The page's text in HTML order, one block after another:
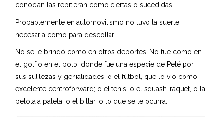
conocían las repitieran como ciertas o sucedidas.
Probablemente en automovilismo no tuvo la suerte
necesaria como para descollar.
No se le brindó como en otros deportes. No fue como en
el golf o en el polo, donde fue una especie de Pelé por
sus sutilezas y genialidades; o el fútbol, que lo vio como
excelente centroforward; o el tenis, o el squash-raquet, o la
pelota a paleta, o el billar, o lo que se le ocurra.